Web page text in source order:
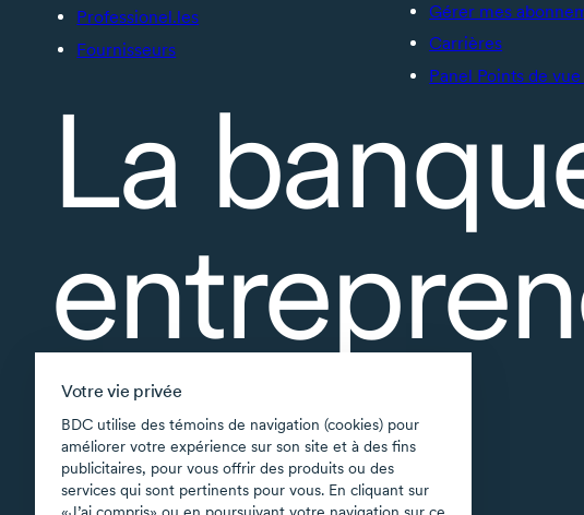
Votre vie privée
BDC utilise des témoins de navigation (cookies) pour
améliorer votre expérience sur son site et à des fins
publicitaires, pour vous offrir des produits ou des
services qui sont pertinents pour vous. En cliquant sur
Professionel.les
Fournisseurs
Gérer mes
Carrières
Panel Points de
La
À propos
Accessibilité
Applications soutenues
Carte du site